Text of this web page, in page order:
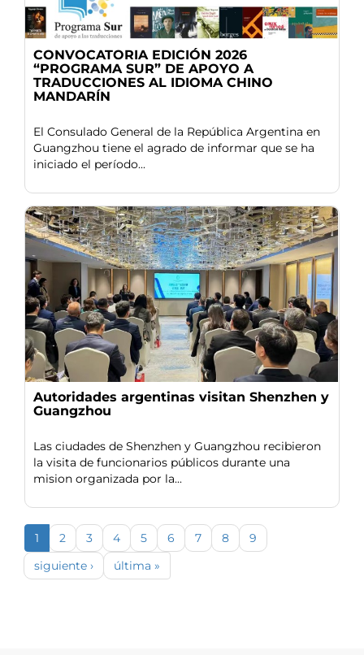
CONVOCATORIA EDICIÓN 2026
“PROGRAMA SUR” DE APOYO A
TRADUCCIONES AL IDIOMA CHINO
MANDARÍN
El Consulado General de la República Argentina en
Guangzhou tiene el agrado de informar que se ha
iniciado el período...
Autoridades argentinas visitan Shenzhen y
Guangzhou
Las ciudades de Shenzhen y Guangzhou recibieron
la visita de funcionarios públicos durante una
mision organizada por la...
1 2 3 4 5 6 7 8
9
siguiente ›
última »